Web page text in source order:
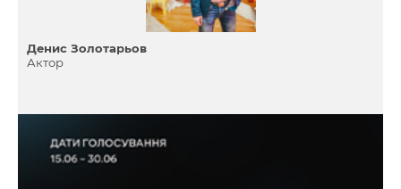
Денис Золотарьов
Актор